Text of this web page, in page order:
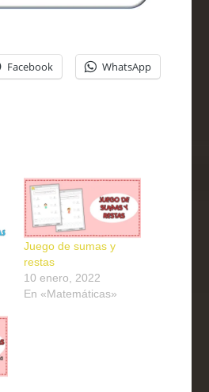
Facebook WhatsApp
Juego de sumas y
restas
10 enero, 2022
En «Matemáticas»